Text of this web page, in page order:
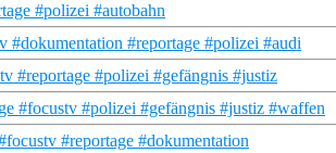
#polizei #autobahn
#dokumentation #reportage #polizei #audi
#reportage #polizei #gefängnis #justiz
#focustv #polizei #gefängnis #justiz #waffen
#reportage #dokumentation